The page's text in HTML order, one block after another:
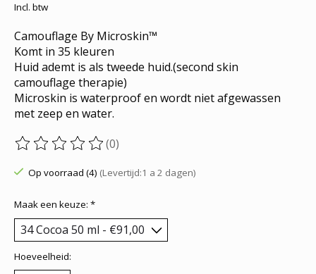
Incl. btw
Camouflage By Microskin™
Komt in 35 kleuren
Huid ademt is als tweede huid.(second skin
camouflage therapie)
Microskin is waterproof en wordt niet afgewassen
met zeep en water.
De beoordeling van dit product is
(0)
Op voorraad (4) (Levertijd:1 a 2 dagen)
Maak een keuze: *
Hoeveelheid: